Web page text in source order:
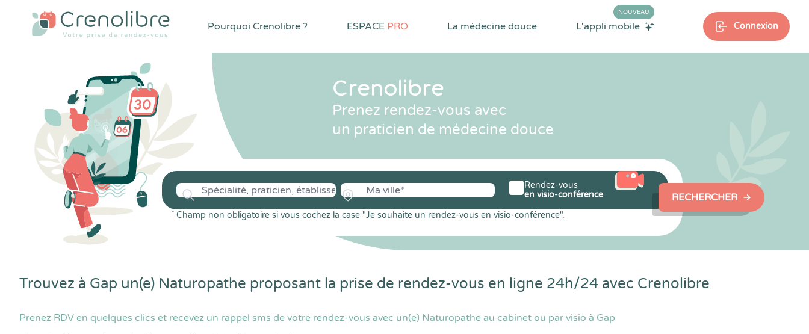
Pourquoi Crenolibre ? ESPACE PRO La médecine douce L'appli mobile
NOUVEAU
Connexion
Crenolibre
Prenez rendez-vous avec
un praticien de médecine douce
* Champ non obligatoire si vous cochez la case "Je souhaite un rendez-vous en visio-conférence".
Rendez-vous
en visio-conférence
RECHERCHER
Trouvez à Gap un(e) Naturopathe proposant la prise de rendez-vous en ligne 24h/24 avec Crenolibre
Prenez RDV en quelques clics et recevez un rappel sms de votre rendez-vous avec un(e) Naturopathe au cabinet ou par visio à Gap